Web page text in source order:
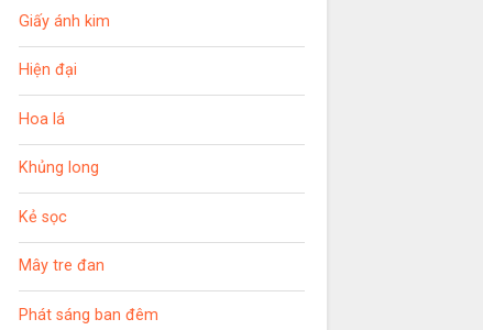
Giấy ánh kim
Hiện đại
Hoa lá
Khủng long
Kẻ sọc
Mây tre đan
Phát sáng ban đêm